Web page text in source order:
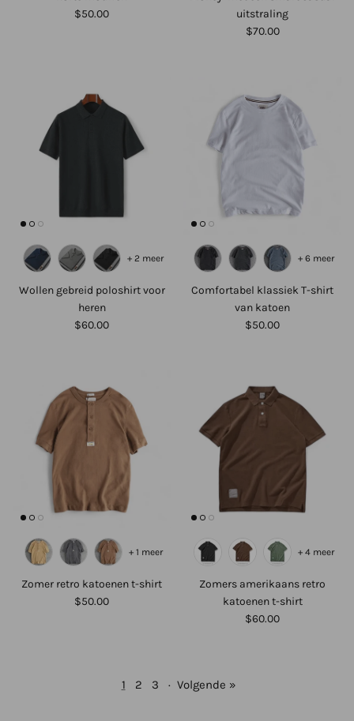
$50.00
uitstraling
$70.00
Wollen gebreid poloshirt voor
heren
$60.00
+ 2 meer
Comfortabel klassiek T-shirt
van katoen
$50.00
+ 6 meer
Zomer retro katoenen t-shirt
$50.00
+ 1 meer
Zomers amerikaans retro
katoenen t-shirt
$60.00
+ 4 meer
1 2 3 · Volgende »